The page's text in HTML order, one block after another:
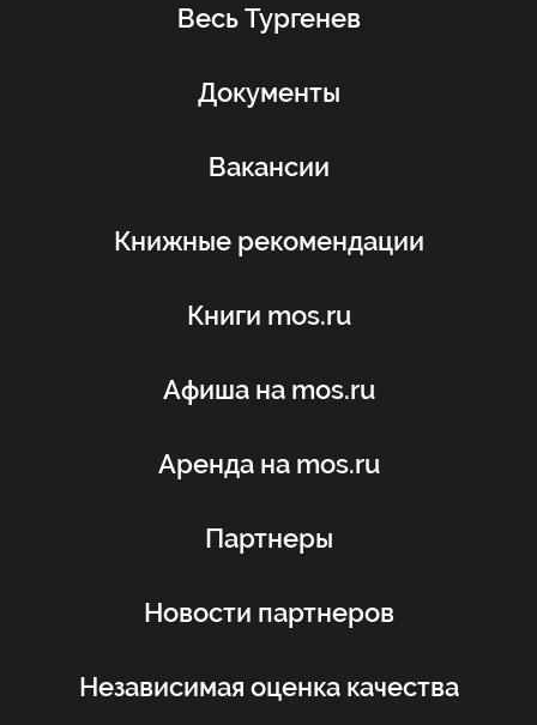
Весь Тургенев
Документы
Вакансии
Книжные рекомендации
Книги mos.ru
Афиша на mos.ru
Аренда на mos.ru
Партнеры
Новости партнеров
Независимая оценка качества